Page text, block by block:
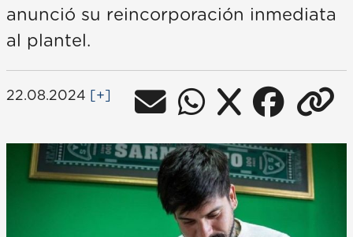
anunció su reincorporación inmediata
al plantel.
22.08.2024 [+]